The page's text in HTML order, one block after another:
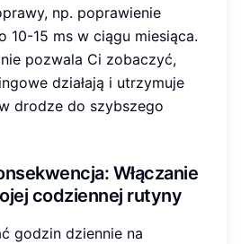
np. poprawienie
10-15 ms w ciągu miesiąca.
pozwala Ci zobaczyć,
działają i utrzymuje
drodze do szybszego
Włączanie
codziennej rutyny
godzin dziennie na